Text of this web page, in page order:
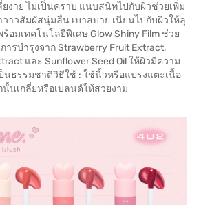
ง่าย ไม่เป็นคราบ แนบสนิทไปกับผิวช่วยเพิ่ม
าวสัมผัสนุ่มลื่น เบาสบาย เนียนไปกับผิวให้ลุ
อมเทคโนโลยีพิเศษ Glow Shiny Film ช่วย
ารบำรุงจาก Strawberry Fruit Extract,
และ Sunflower Seed Oil ให้ผิวมีความ
นธรรมชาติวิธีใช้ : ใช้นิ้วหรือแปรงแตะเนื้อ
นเกลี่ยหรือเบลนด์ให้สวยงาม